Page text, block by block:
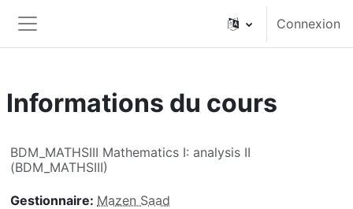
Panneau latéral
Connexion
Informations du cours
BDM_MATHSIII Mathematics I: analysis II
(BDM_MATHSIII)
Gestionnaire: Mazen Saad